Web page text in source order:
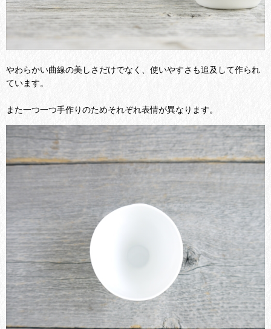
やわらかい曲線の美しさだけでなく、使いやすさも追及して作られ
ています。
また一つ一つ手作りのためそれぞれ表情が異なります。